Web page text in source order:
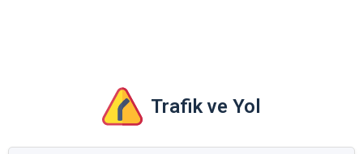
Trafik ve Yol